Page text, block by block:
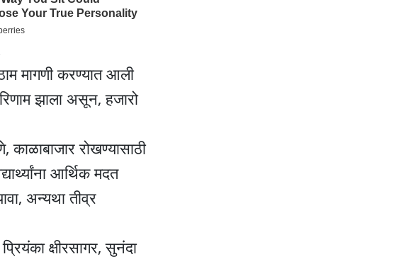
मागणी करण्यात आली
झाला असून, हजारो
रोखण्यासाठी
आर्थिक मदत
अन्यथा तीव्र
क्षीरसागर, सुनंदा